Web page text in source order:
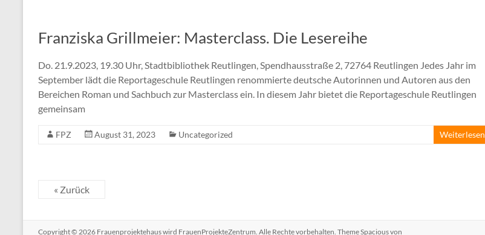
Franziska Grillmeier: Masterclass. Die Lesereihe
Do. 21.9.2023, 19.30 Uhr, Stadtbibliothek Reutlingen, Spendhausstraße 2, 72764 Reutlingen Jedes Jahr im
September lädt die Reportageschule Reutlingen renommierte deutsche Autorinnen und Autoren aus den
Bereichen Roman und Sachbuch zur Masterclass ein. In diesem Jahr bietet die Reportageschule Reutlingen
gemeinsam
FPZ August 31, 2023 Uncategorized Weiterlesen
« Zurück
Copyright © 2026 Frauenprojektehaus wird FrauenProjekteZentrum . Alle Rechte vorbehalten. ThemeSpaciousvon